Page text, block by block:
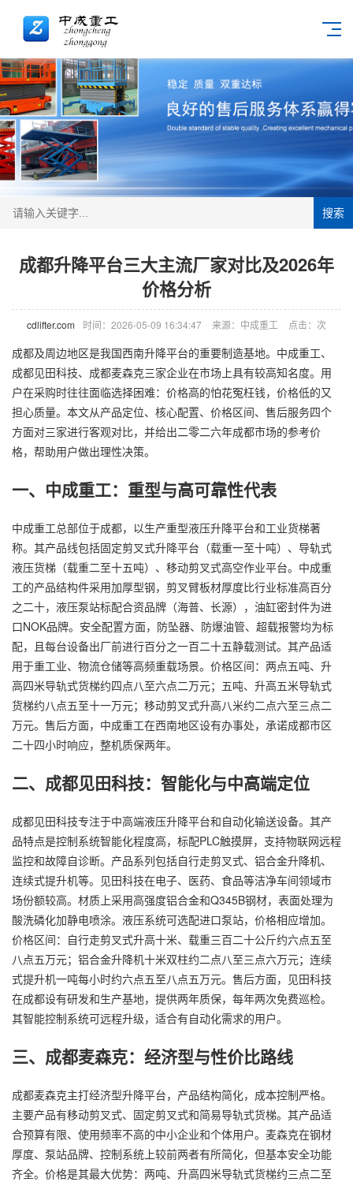
搜索
成都升降平台三大主流厂家对比及2026年
价格分析
cdlifter.com 时间：2026-05-09 16:34:47 来源：中成重工 点击： 次
成都及周边地区是我国西南升降平台的重要制造基地。中成重工、
成都见田科技、成都麦森克三家企业在市场上具有较高知名度。用
户在采购时往往面临选择困难：价格高的怕花冤枉钱，价格低的又
担心质量。本文从产品定位、核心配置、价格区间、售后服务四个
方面对三家进行客观对比，并给出二零二六年成都市场的参考价
格，帮助用户做出理性决策。
一、中成重工：重型与高可靠性代表
中成重工总部位于成都，以生产重型液压升降平台和工业货梯著
称。其产品线包括固定剪叉式升降平台（载重一至十吨）、导轨式
液压货梯（载重二至十五吨）、移动剪叉式高空作业平台。中成重
工的产品结构件采用加厚型钢，剪叉臂板材厚度比行业标准高百分
之二十，液压泵站标配合资品牌（海普、长源），油缸密封件为进
口NOK品牌。安全配置方面，防坠器、防爆油管、超载报警均为标
配，且每台设备出厂前进行百分之一百二十五静载测试。其产品适
用于重工业、物流仓储等高频重载场景。价格区间：两点五吨、升
高四米导轨式货梯约四点八至六点二万元；五吨、升高五米导轨式
货梯约八点五至十一万元；移动剪叉式升高八米约二点六至三点二
万元。售后方面，中成重工在西南地区设有办事处，承诺成都市区
二十四小时响应，整机质保两年。
二、成都见田科技：智能化与中高端定位
成都见田科技专注于中高端液压升降平台和自动化输送设备。其产
品特点是控制系统智能化程度高，标配PLC触摸屏，支持物联网远程
监控和故障自诊断。产品系列包括自行走剪叉式、铝合金升降机、
连续式提升机等。见田科技在电子、医药、食品等洁净车间领域市
场份额较高。材质上采用高强度铝合金和Q345B钢材，表面处理为
酸洗磷化加静电喷涂。液压系统可选配进口泵站，价格相应增加。
价格区间：自行走剪叉式升高十米、载重三百二十公斤约六点五至
八点五万元；铝合金升降机十米双柱约二点八至三点六万元；连续
式提升机一吨每小时约六点五至八点五万元。售后方面，见田科技
在成都设有研发和生产基地，提供两年质保，每年两次免费巡检。
其智能控制系统可远程升级，适合有自动化需求的用户。
三、成都麦森克：经济型与性价比路线
成都麦森克主打经济型升降平台，产品结构简化，成本控制严格。
主要产品有移动剪叉式、固定剪叉式和简易导轨式货梯。其产品适
合预算有限、使用频率不高的中小企业和个体用户。麦森克在钢材
厚度、泵站品牌、控制系统上较前两者有所简化，但基本安全功能
齐全。价格是其最大优势：两吨、升高四米导轨式货梯约三点二至